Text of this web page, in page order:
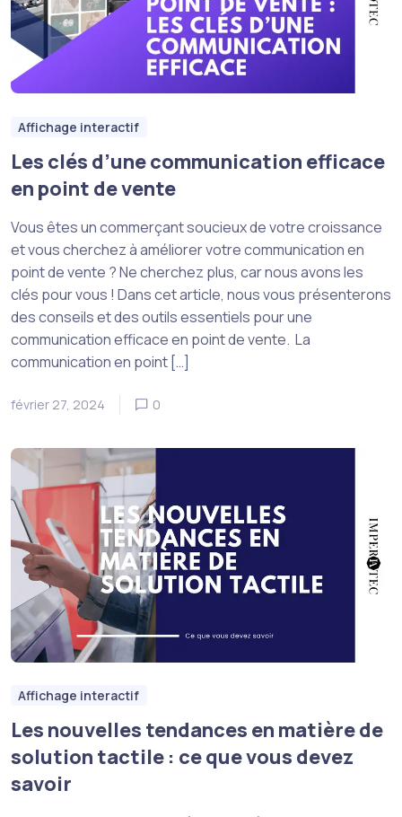
Affichage interactif
Les clés d’une communication efficace
en point de vente
Vous êtes un commerçant soucieux de votre croissance
et vous cherchez à améliorer votre communication en
point de vente ? Ne cherchez plus, car nous avons les
clés pour vous ! Dans cet article, nous vous présenterons
des conseils et des outils essentiels pour une
communication efficace en point de vente. La
communication en point […]
février 27, 2024 0
Affichage interactif
Les nouvelles tendances en matière de
solution tactile : ce que vous devez
savoir